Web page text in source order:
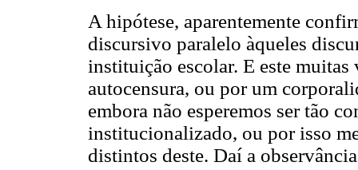
A hipótese, aparentemente
discursivo paralelo àqueles
instituição escolar. E este muitas
autocensura, ou por um
embora não esperemos ser tão
institucionalizado, ou por isso
distintos deste. Daí a